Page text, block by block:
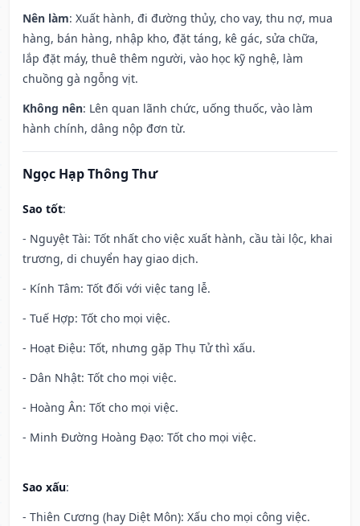
Nên làm: Xuất hành, đi đường thủy, cho vay, thu nợ, mua
hàng, bán hàng, nhập kho, đặt táng, kê gác, sửa chữa,
lắp đặt máy, thuê thêm người, vào học kỹ nghệ, làm
chuồng gà ngỗng vịt.
Không nên: Lên quan lãnh chức, uống thuốc, vào làm
hành chính, dâng nộp đơn từ.
Ngọc Hạp Thông Thư
Sao tốt:
- Nguyệt Tài: Tốt nhất cho việc xuất hành, cầu tài lộc, khai
trương, di chuyển hay giao dịch.
- Kính Tâm: Tốt đối với việc tang lễ.
- Tuế Hợp: Tốt cho mọi việc.
- Hoạt Điệu: Tốt, nhưng gặp Thụ Tử thì xấu.
- Dân Nhật: Tốt cho mọi việc.
- Hoàng Ân: Tốt cho mọi việc.
- Minh Đường Hoàng Đạo: Tốt cho mọi việc.
Sao xấu:
- Thiên Cương (hay Diệt Môn): Xấu cho mọi công việc.